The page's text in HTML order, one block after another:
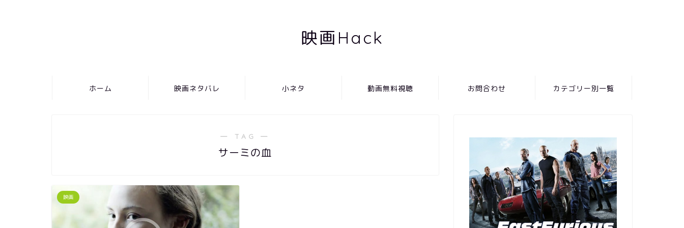
映画Hack
ホーム 映画ネタバレ 小ネタ 動画無料視聴 お問合わせ カテゴリー別一覧
― TAG ―
サーミの血
映画